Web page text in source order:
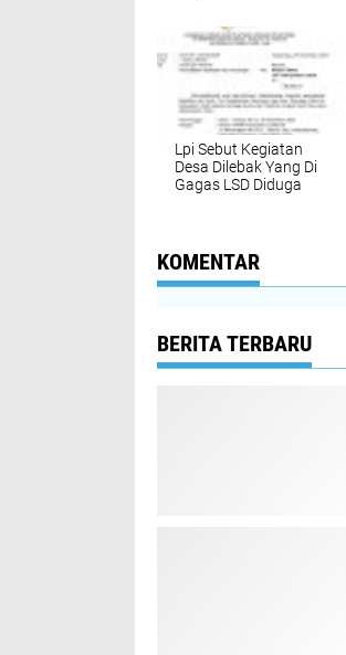
Kewenangan!
Lpi Sebut Kegiatan
Desa Dilebak Yang Di
Gagas LSD Diduga
KOMENTAR
BERITA TERBARU